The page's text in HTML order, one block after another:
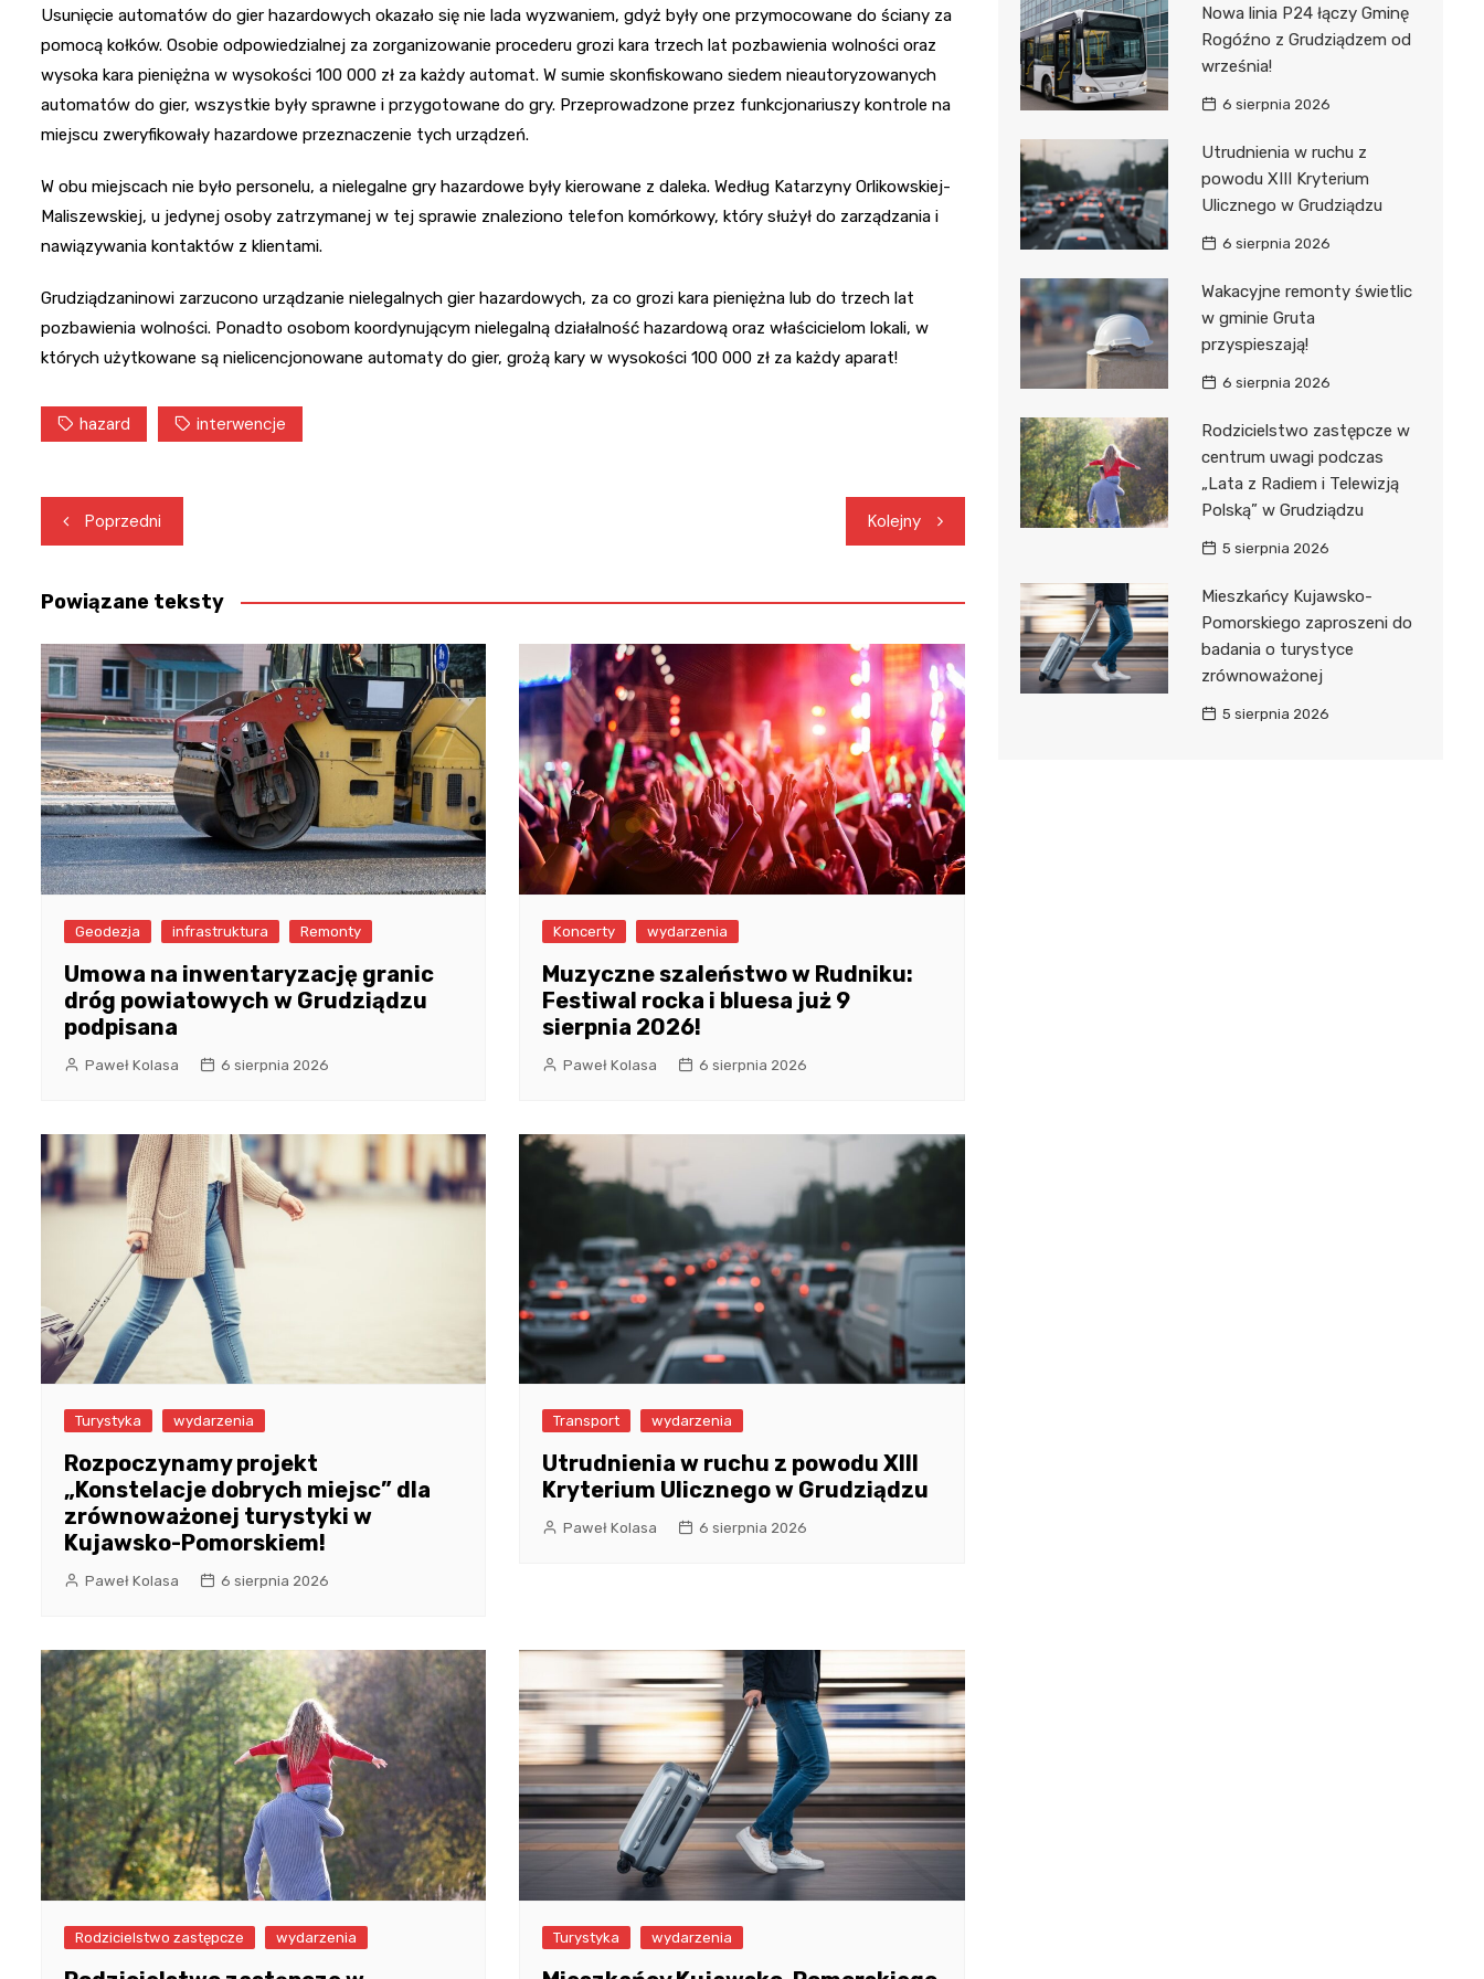
Usunięcie automatów do gier hazardowych okazało się nie lada wyzwaniem, gdyż były one przymocowane do ściany za
pomocą kołków. Osobie odpowiedzialnej za zorganizowanie procederu grozi kara trzech lat pozbawienia wolności oraz
wysoka kara pieniężna w wysokości 100 000 zł za każdy automat. W sumie skonfiskowano siedem nieautoryzowanych
automatów do gier, wszystkie były sprawne i przygotowane do gry. Przeprowadzone przez funkcjonariuszy kontrole na
miejscu zweryfikowały hazardowe przeznaczenie tych urządzeń.
W obu miejscach nie było personelu, a nielegalne gry hazardowe były kierowane z daleka. Według Katarzyny Orlikowskiej-
Maliszewskiej, u jedynej osoby zatrzymanej w tej sprawie znaleziono telefon komórkowy, który służył do zarządzania i
nawiązywania kontaktów z klientami.
Grudziądzaninowi zarzucono urządzanie nielegalnych gier hazardowych, za co grozi kara pieniężna lub do trzech lat
pozbawienia wolności. Ponadto osobom koordynującym nielegalną działalność hazardową oraz właścicielom lokali, w
których użytkowane są nielicencjonowane automaty do gier, grożą kary w wysokości 100 000 zł za każdy aparat!
hazard interwencje
Nawigacja
wpisu
Poprzedni Kolejny
Powiązane teksty
Geodezja infrastruktura Remonty
Umowa na inwentaryzację granic
dróg powiatowych w Grudziądzu
podpisana
Paweł Kolasa 6 sierpnia 2026
Koncerty wydarzenia
Muzyczne szaleństwo w Rudniku:
Festiwal rocka i bluesa już 9
sierpnia 2026!
Paweł Kolasa 6 sierpnia 2026
Turystyka wydarzenia
Rozpoczynamy projekt
„Konstelacje dobrych miejsc” dla
zrównoważonej turystyki w
Kujawsko-Pomorskiem!
Paweł Kolasa 6 sierpnia 2026
Transport wydarzenia
Utrudnienia w ruchu z powodu XIII
Kryterium Ulicznego w Grudziądzu
Paweł Kolasa 6 sierpnia 2026
Rodzicielstwo zastępcze wydarzenia Turystyka wydarzenia
Nowa linia P24 łączy Gminę
Rogóźno z Grudziądzem od
września!
6 sierpnia 2026
Utrudnienia w ruchu z
powodu XIII Kryterium
Ulicznego w Grudziądzu
6 sierpnia 2026
Wakacyjne remonty świetlic
w gminie Gruta
przyspieszają!
6 sierpnia 2026
Rodzicielstwo zastępcze w
centrum uwagi podczas
„Lata z Radiem i Telewizją
Polską” w Grudziądzu
5 sierpnia 2026
Mieszkańcy Kujawsko-
Pomorskiego zaproszeni do
badania o turystyce
zrównoważonej
5 sierpnia 2026